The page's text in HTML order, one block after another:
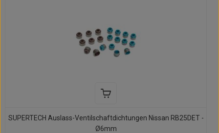
SUPERTECH Auslass-Ventilschaftdichtungen Nissan RB25DET -
Ø6mm